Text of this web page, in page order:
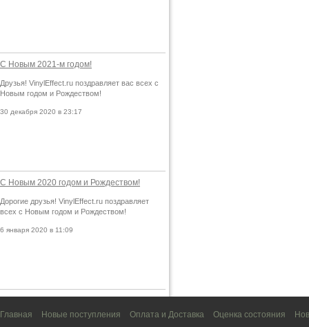
С Новым 2021-м годом!
Друзья! VinylEffect.ru поздравляет вас всех с
Новым годом и Рождеством!
30 декабря 2020 в 23:17
С Новым 2020 годом и Рождеством!
Дорогие друзья! VinylEffect.ru поздравляет
всех с Новым годом и Рождеством!
6 января 2020 в 11:09
Главная Новые поступления Оплата и Доставка Оценка состояния